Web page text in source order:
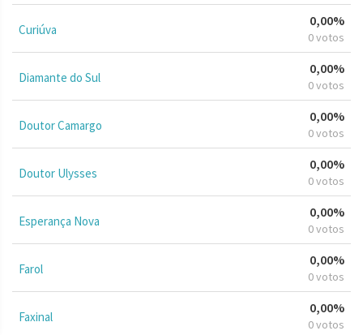
Curiúva
0,00%
0 votos
Diamante do Sul
0,00%
0 votos
Doutor Camargo
0,00%
0 votos
Doutor Ulysses
0,00%
0 votos
Esperança Nova
0,00%
0 votos
Farol
0,00%
0 votos
Faxinal
0,00%
0 votos